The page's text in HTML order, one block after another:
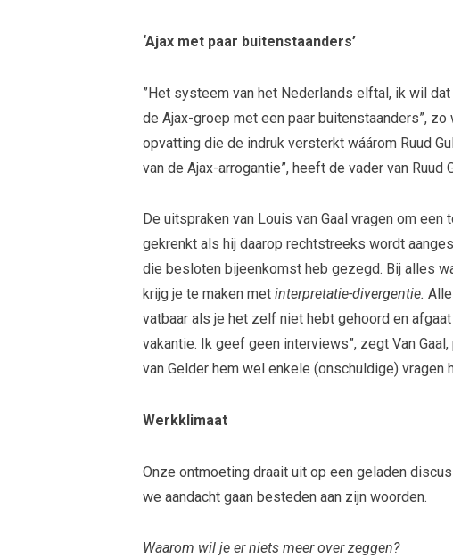
‘Ajax met paar buitenstaanders’
”Het systeem van het Nederlands elftal, ik wil
de Ajax-groep met een paar buitenstaanders”,
opvatting die de indruk versterkt wáárom Ruud
van de Ajax-arrogantie”, heeft de vader van Ruud
De uitspraken van Louis van Gaal vragen om
gekrenkt als hij daarop rechtstreeks wordt
die besloten bijeenkomst heb gezegd. Bij alles
krijg je te maken metinterpretatie-divergentie.
vatbaar als je het zelf niet hebt gehoord en
vakantie. Ik geef geen interviews”, zegt Van
van Gelder hem wel enkele (onschuldige) vragen
Werkklimaat
Onze ontmoeting draait uit op een geladen
we aandacht gaan besteden aan zijn woorden.
Waarom wil je er niets meer over zeggen?